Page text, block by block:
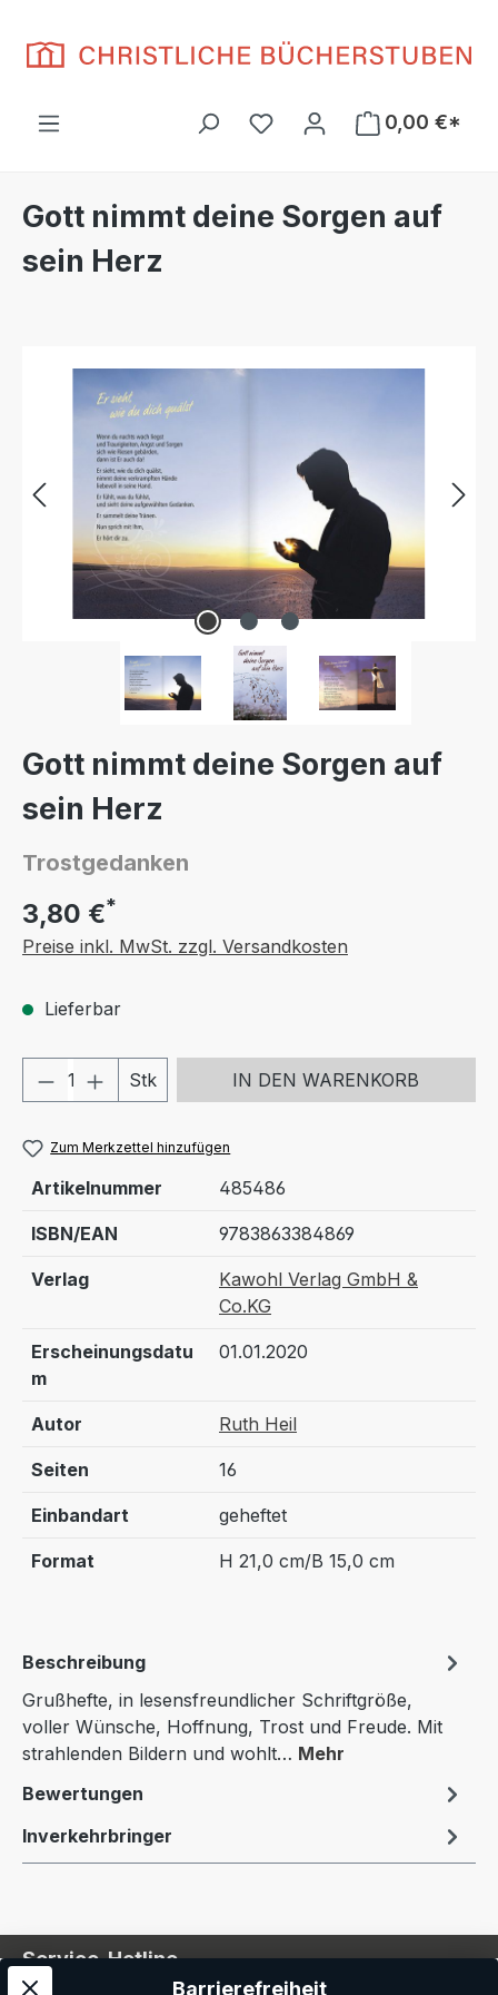
Du hast 0 Produkte auf
0,00 €*
Gott nimmt deine Sorgen auf
sein Herz
Gott nimmt deine Sorgen auf
sein Herz
Trostgedanken
3,80 €*
Preise inkl. MwSt. zzgl. Versandkosten
Lieferbar
Produkt Anzahl: Gib den
Stk IN DEN WARENKORB
Zum Merkzettel hinzufügen
Artikelnummer 485486
ISBN/EAN 9783863384869
Verlag
Kawohl Verlag GmbH &
Co.KG
Erscheinungsdatu
m
01.01.2020
Autor Ruth Heil
Seiten 16
Einbandart geheftet
Format H 21,0 cm/B 15,0 cm
Beschreibung
Grußhefte, in lesensfreundlicher Schriftgröße,
voller Wünsche, Hoffnung, Trost und Freude. Mit
strahlenden Bildern und wohlt… Mehr
Bewertungen
Inverkehrbringer
Service-Hotline
Barrierefreiheit